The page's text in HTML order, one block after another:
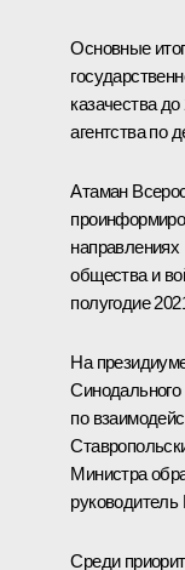
Основные
казачества
агентства по
Атаман
направлениях
общества и
полугодие
На
Синодального
по
Министра
Среди